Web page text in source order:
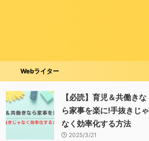
Webライター
【必読】育児＆共働きな
ら家事を楽に!手抜きじゃ
なく効率化する方法
2025/3/21